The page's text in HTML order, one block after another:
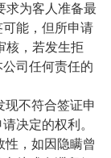
求为客人准备最
能，但所申请
核，若发生拒
司任何责任的
现不符合签证申
决定的权利。
性，如因隐瞒曾